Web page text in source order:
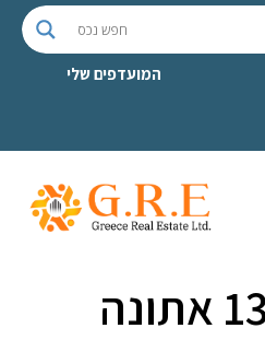
המועדפים שלי